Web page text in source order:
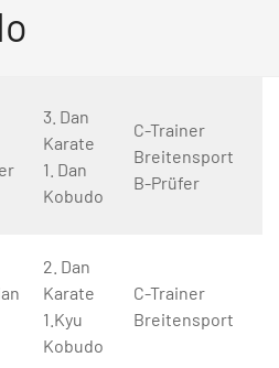
3. Dan
Karate
1. Dan
Kobudo
C-Trainer
Breitensport
B-Prüfer
2. Dan
Karate
1.Kyu
Kobudo
C-Trainer
Breitensport